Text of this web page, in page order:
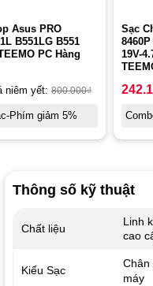
Asus PRO
B551LG B551
PC Hàng
niêm yết: 800.000₫
Phím giảm 5%
Sạc
19V-
Thông số kỹ thuật
Chất liệu
Linh
cao
Kiểu Sạc
Chân
máy